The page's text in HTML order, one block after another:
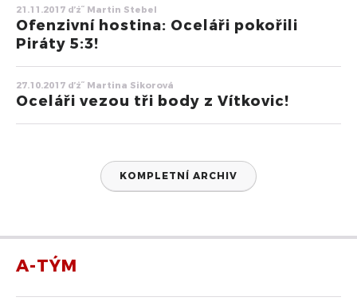
21.11.2017 ďż˝ Martin Stebel
Ofenzivní hostina: Oceláři pokořili
Piráty 5:3!
27.10.2017 ďż˝ Martina Sikorová
Oceláři vezou tři body z Vítkovic!
KOMPLETNÍ ARCHIV
A-TÝM